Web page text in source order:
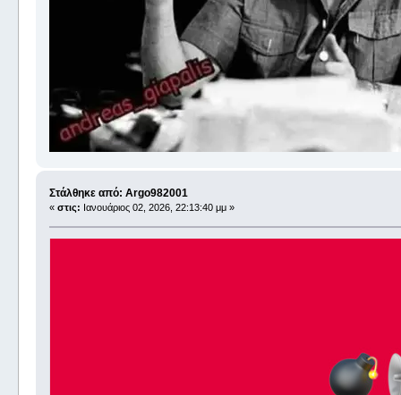
Στάλθηκε από: Argo982001
« στις: Ιανουάριος 02, 2026, 22:13:40 μμ »